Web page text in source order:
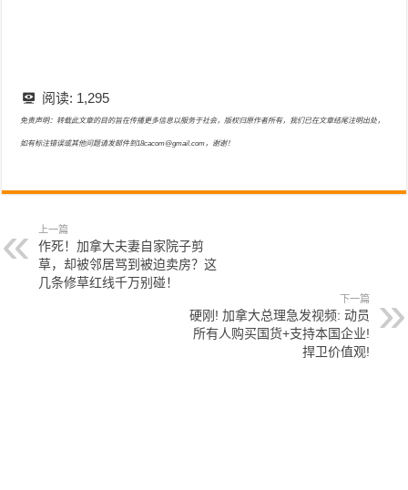
阅读: 1,295
免责声明：转载此文章的目的旨在传播更多信息以服务于社会，版权归原作者所有，我们已在文章结尾注明出处，
如有标注错误或其他问题请发邮件到18cacom@gmail.com，谢谢！
上一篇
作死！加拿大夫妻自家院子剪
草，却被邻居骂到被迫卖房？这
几条修草红线千万别碰！
下一篇
硬刚! 加拿大总理急发视频: 动员
所有人购买国货+支持本国企业!
捍卫价值观!